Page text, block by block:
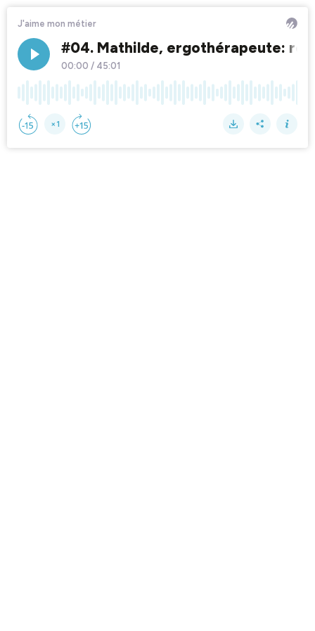
J'aime mon métier
#04. Mathilde, ergothérapeute:
00:00 / 45:01
×1